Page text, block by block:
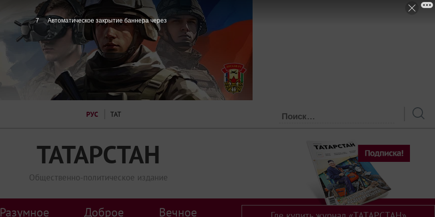
РУС ТАТ
ТАТАРСТАН
Общественно-политическое издание
Разумное Доброе Вечное
7 Автоматическое закрытие баннера через